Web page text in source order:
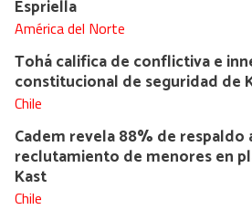
Espriella
América del Norte
Tohá califica de conflictiva e
constitucional de seguridad de
Chile
Cadem revela 88% de respaldo
reclutamiento de menores en
Kast
Chile